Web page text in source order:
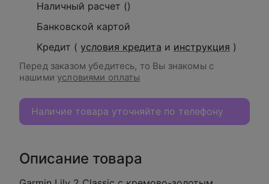
Наличный расчет ()
Банковской картой
Кредит ( условия кредита и инструкция )
Перед заказом убедитесь, то Вы знакомы с
нашими условиями оплаты
Наличие товара уточняйте по телефону
Описание товара